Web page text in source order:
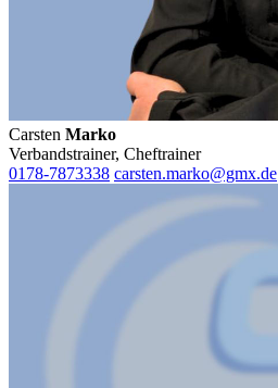
Carsten Marko
Verbandstrainer, Cheftrainer
0178-7873338 carsten.marko@gmx.de